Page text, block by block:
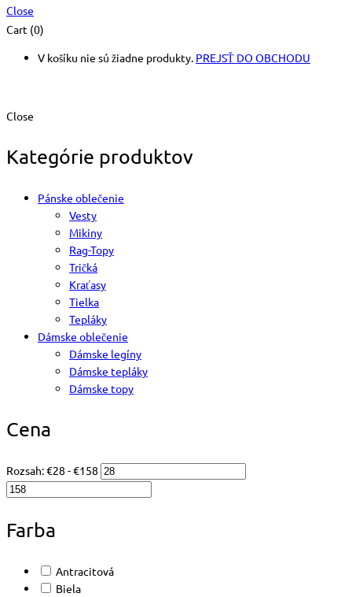
Close
Cart (0)
V košíku nie sú žiadne produkty. PREJSŤ DO OBCHODU
Close
Kategórie produktov
Pánske oblečenie
Vesty
Mikiny
Rag-Topy
Tričká
Kraťasy
Tielka
Tepláky
Dámske oblečenie
Dámske legíny
Dámske tepláky
Dámske topy
Cena
Rozsah:€28 - €158
Farba
Antracitová
Biela